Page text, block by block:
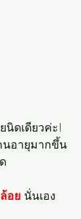
ดเดียวค่ะ!
นอายุมากขึ้น
อย นั่นเอง